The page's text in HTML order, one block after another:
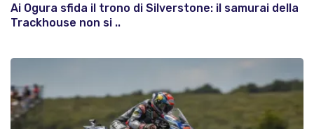
Ai Ogura sfida il trono di Silverstone: il samurai della
Trackhouse non si ..